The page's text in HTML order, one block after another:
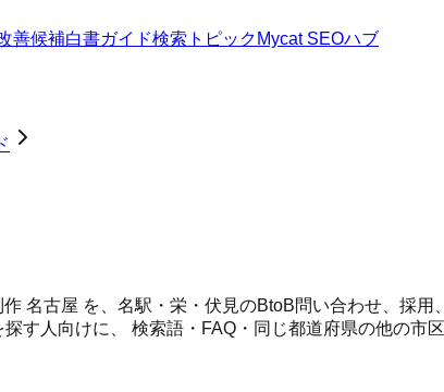
善候補白書ガイド検索トピック Mycat SEOハブ
名古屋 を、名駅・栄・伏見のBtoB問い合わせ、採
探す人向けに、 検索語・FAQ・同じ都道府県の他の市